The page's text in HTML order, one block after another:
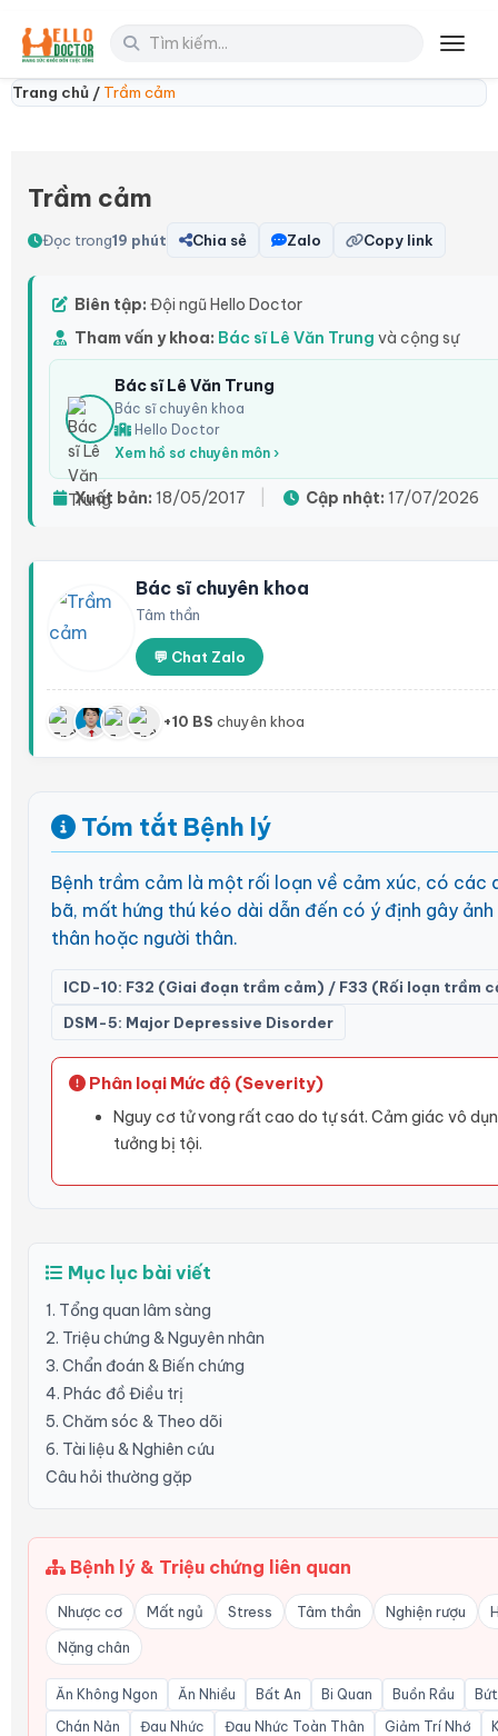
Trang chủ / Trầm cảm
Trầm cảm
Đọc trong19 phút Chia sẻ Zalo Copy link
Biên tập: Đội ngũ Hello Doctor
Tham vấn y khoa: Bác sĩ Lê Văn Trung và cộng sự
Bác sĩ Lê Văn Trung
Bác sĩ chuyên khoa
Hello Doctor
Xem hồ sơ chuyên môn ›
Xuất bản: 18/05/2017 Cập nhật: 17/07/2026
Bác sĩ chuyên khoa
Tâm thần
💬 Chat Zalo
+10 BS chuyên khoa
Tóm tắt Bệnh lý
Bệnh trầm cảm là một rối loạn về cảm xúc, có các
bã, mất hứng thú kéo dài dẫn đến có ý định gây
thân hoặc người thân.
ICD-10: F32 (Giai đoạn trầm cảm) / F33 (Rối loạn trầm
DSM-5: Major Depressive Disorder
Phân loại Mức độ (Severity)
Nguy cơ tử vong rất cao do tự sát. Cảm giác vô
tưởng bị tội.
Mục lục bài viết
1. Tổng quan lâm sàng
2. Triệu chứng & Nguyên nhân
3. Chẩn đoán & Biến chứng
4. Phác đồ Điều trị
5. Chăm sóc & Theo dõi
6. Tài liệu & Nghiên cứu
Câu hỏi thường gặp
Bệnh lý & Triệu chứng liên quan
Nhược cơ Mất ngủ Stress Tâm thần Nghiện rượu
Nặng chân
Ăn Không Ngon Ăn Nhiều Bất An Bi Quan Buồn Rầu
Chán Nản
Đau Nhức Đau Nhức Toàn Thân Giảm Trí Nhớ